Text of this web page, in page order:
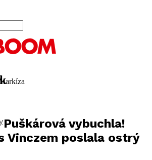
Puškárová vybuchla!
Vinczem poslala ostrý